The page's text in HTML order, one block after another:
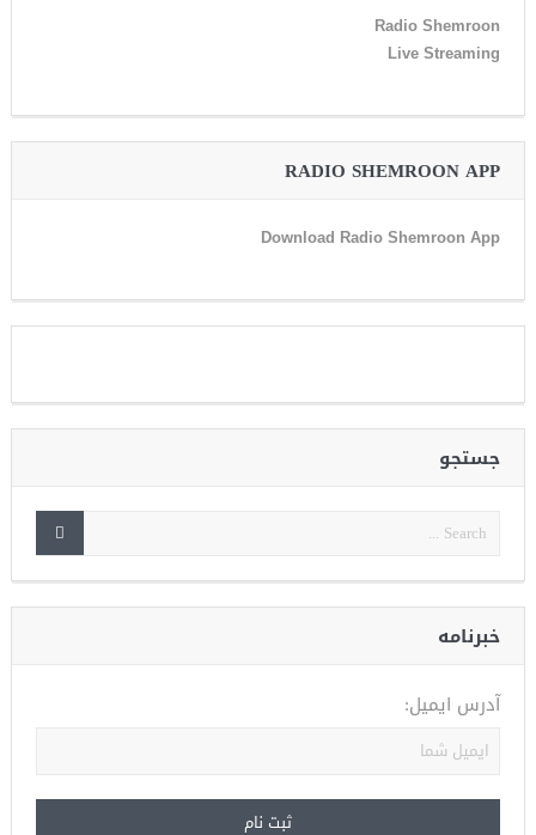
Radio Shemroon
Live Streaming
RADIO SHEMROON APP
Download Radio Shemroon App
جستجو
خبرنامه
آدرس ایمیل: